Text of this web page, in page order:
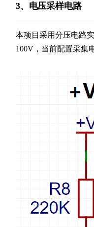
3、电压采样电路
本项目采用分压电路
100V，当前配置采集